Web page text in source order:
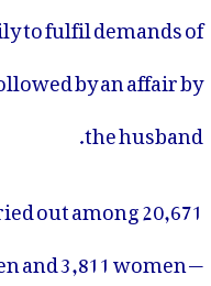
to fulfil demands of
by an affair by
the husband.
out among 20,671
and 3,811 women —